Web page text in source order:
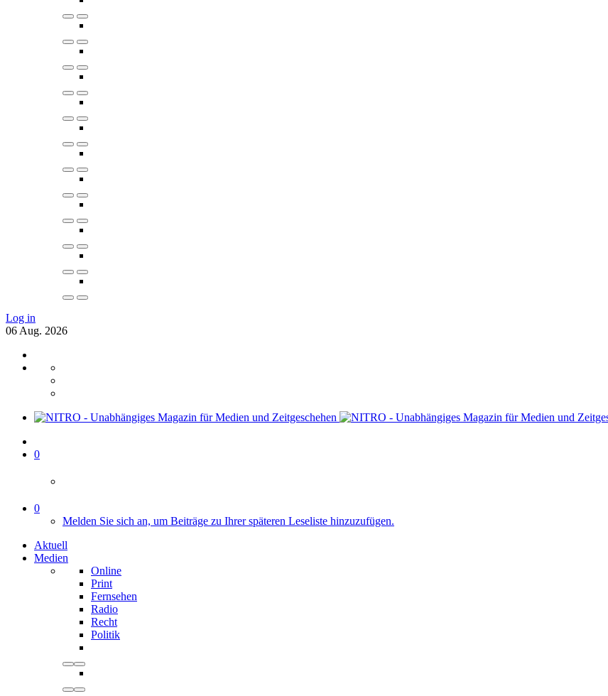
Log in
06 Aug. 2026
0
0
Melden Sie sich an, um Beiträge zu Ihrer späteren Leseliste hinzuzufügen.
Aktuell
Medien
Online
Print
Fernsehen
Radio
Recht
Politik